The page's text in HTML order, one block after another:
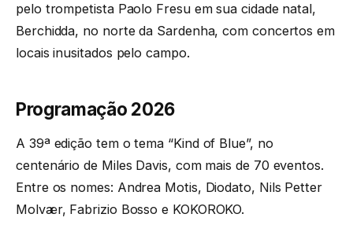
pelo trompetista Paolo Fresu em sua cidade natal,
Berchidda, no norte da Sardenha, com concertos em
locais inusitados pelo campo.
Programação 2026
A 39ª edição tem o tema “Kind of Blue”, no
centenário de Miles Davis, com mais de 70 eventos.
Entre os nomes: Andrea Motis, Diodato, Nils Petter
Molvær, Fabrizio Bosso e KOKOROKO.